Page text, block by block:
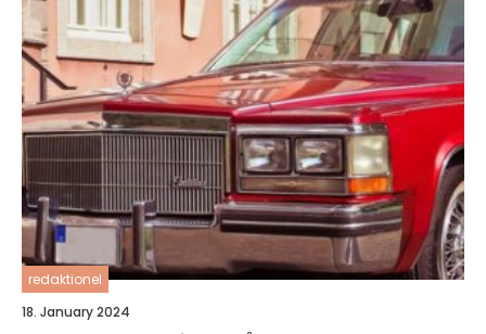
redaktionel
18. January 2024